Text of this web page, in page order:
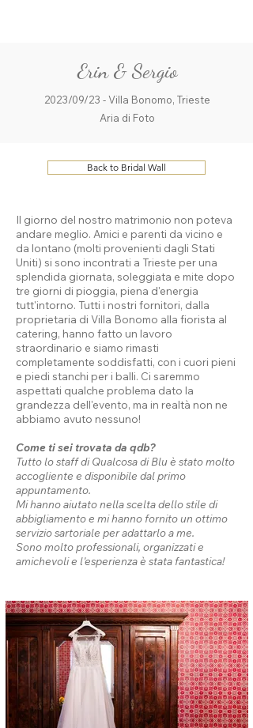
Erin & Sergio
2023/09/23 - Villa Bonomo, Trieste
Aria di Foto
Back to Bridal Wall
Il giorno del nostro matrimonio non poteva
andare meglio. Amici e parenti da vicino e
da lontano (molti provenienti dagli Stati
Uniti) si sono incontrati a Trieste per una
splendida giornata, soleggiata e mite dopo
tre giorni di pioggia, piena d'energia
tutt'intorno. Tutti i nostri fornitori, dalla
proprietaria di Villa Bonomo alla fiorista al
catering, hanno fatto un lavoro
straordinario e siamo rimasti
completamente soddisfatti, con i cuori pieni
e piedi stanchi per i balli. Ci saremmo
aspettati qualche problema dato la
grandezza dell'evento, ma in realtà non ne
abbiamo avuto nessuno!
Come ti sei trovata da qdb?
Tutto lo staff di Qualcosa di Blu è stato molto
accogliente e disponibile dal primo
appuntamento.
Mi hanno aiutato nella scelta dello stile di
abbigliamento e mi hanno fornito un ottimo
servizio sartoriale per adattarlo a me.
Sono molto professionali, organizzati e
amichevoli e l'esperienza è stata fantastica!